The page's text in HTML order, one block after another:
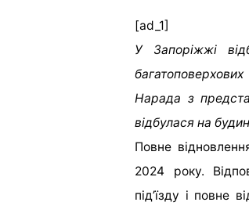
[ad_1]
У Запоріжжі
Нарада з
відбулася на
Повне
2024 року.
під’їзду і повне